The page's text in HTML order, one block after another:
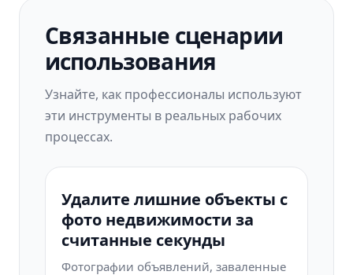
Связанные сценарии
использования
Узнайте, как профессионалы используют
эти инструменты в реальных рабочих
процессах.
Удалите лишние объекты с
фото недвижимости за
считанные секунды
Фотографии объявлений, заваленные